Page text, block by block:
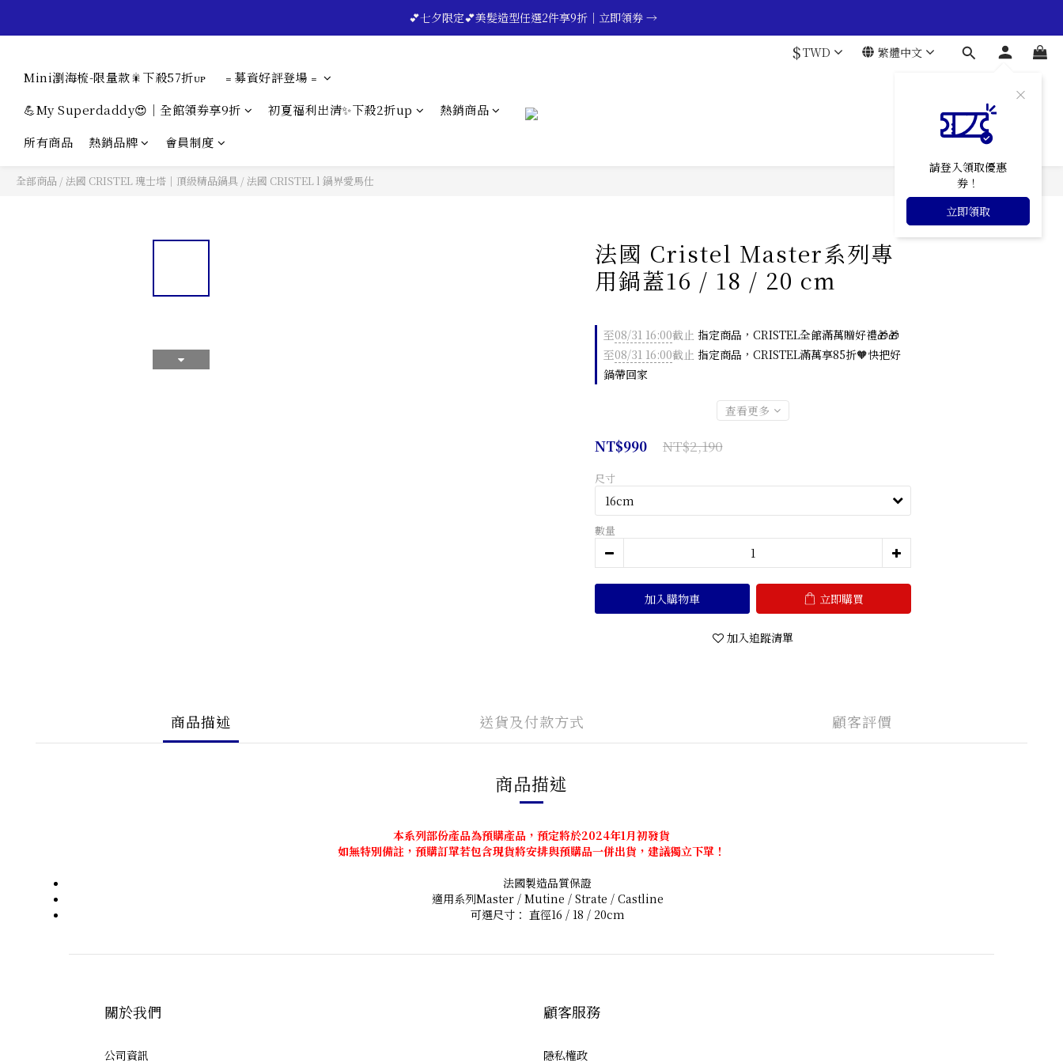
🔥💪My Superdad😍｜全館領券享9折｜立即領券 →
💕七夕限定💕美髮造型任選2件享9折｜立即領券 →
$TWD 繁體中文
請登入領取優惠
券！
立即領取
Mini瀏海梳-限量款🎇下殺57折ᴜᴘ
﹦募資好評登場﹦
💪My Superdaddy😍｜全館領券享9折
初夏福利出清✨下殺2折up
熱銷商品
所有商品
熱銷品牌 會員制度
全部商品 /法國 CRISTEL 瑰士塔｜頂級精品鍋具 /法國 CRISTEL l 鍋界愛馬仕
法國 Cristel Master系列專
用鍋蓋16 / 18 / 20 cm
至08/31 16:00截止 指定商品，CRISTEL全館滿萬贈好禮🎁🎁
至08/31 16:00截止 指定商品，CRISTEL滿萬享85折🧡快把好
鍋帶回家
查看更多
NT$2,190
NT$990
尺寸
數量
加入購物車 立即購買
加入追蹤清單
商品描述 送貨及付款方式 顧客評價
商品描述
本系列部份產品為預購產品，預定將於2024年1月初發貨
如無特別備註，預購訂單若包含現貨將安排與預購品一併出貨，建議獨立下單！
法國製造品質保證
適用系列Master / Mutine / Strate / Castline
可選尺寸： 直徑16 / 18 / 20cm
立即購買
關於我們
公司資訊
顧客服務
隱私權政